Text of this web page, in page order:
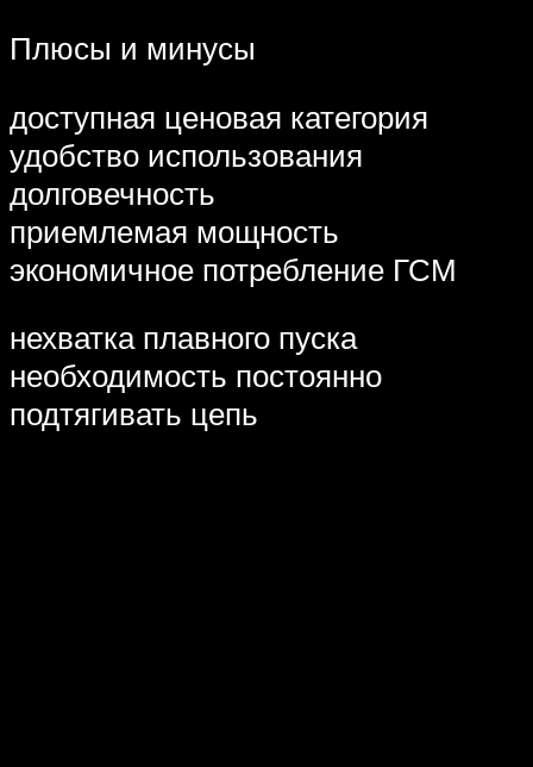
Плюсы и минусы
доступная ценовая категория
удобство использования
долговечность
приемлемая мощность
экономичное потребление ГСМ
нехватка плавного пуска
необходимость постоянно
подтягивать цепь